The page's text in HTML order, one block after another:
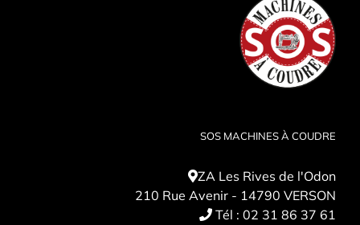
SOS MACHINES À COUDRE
ZA Les Rives de l'Odon
210 Rue Avenir - 14790 VERSON
Tél : 02 31 86 37 61